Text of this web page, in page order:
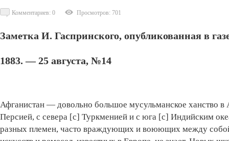
Комментариев: 0 Просмотров: 701
Заметка И. Гаспринского, опубликованная в
1883. — 25 августа, №14
Афганистан — довольно большое мусульманское ханство
Персией, с севера [с] Туркменией и с юга [с] Индийским
разных племен, часто враждующих и воюющих между